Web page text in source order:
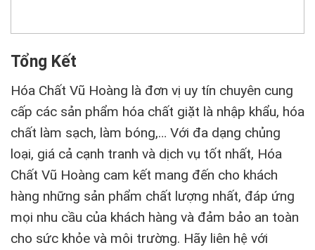
Tổng Kết
Hóa Chất Vũ Hoàng là đơn vị uy tín chuyên cung
cấp các sản phẩm hóa chất giặt là nhập khẩu, hóa
chất làm sạch, làm bóng,… Với đa dạng chủng
loại, giá cả cạnh tranh và dịch vụ tốt nhất, Hóa
Chất Vũ Hoàng cam kết mang đến cho khách
hàng những sản phẩm chất lượng nhất, đáp ứng
mọi nhu cầu của khách hàng và đảm bảo an toàn
cho sức khỏe và môi trường. Hãy liên hệ với